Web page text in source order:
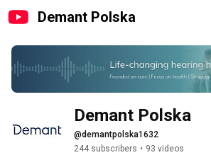
Demant Polska
Demant Polska
@demantpolska1632
244 subscribers • 93 videos